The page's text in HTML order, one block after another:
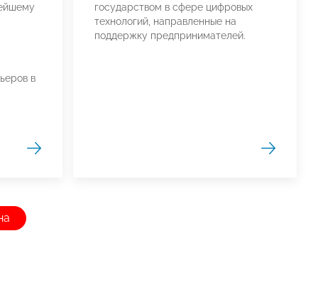
в
государством в сфере цифровых
технологий, направленные на
поддержку предпринимателей.